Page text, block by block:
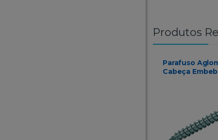
Produtos
Parafuso
Cabeça